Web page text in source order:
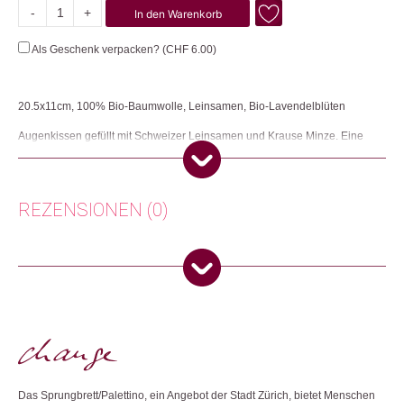
-
Hängeblümchen
+ In den Warenkorb
Als Geschenk verpacken? (CHF 6.00)
20.5x11cm, 100% Bio-Baumwolle, Leinsamen, Bio-Lavendelblüten
Augenkissen gefüllt mit Schweizer Leinsamen und Krause Minze. Eine
Kooperation zwischen Sprungbrett / Palettino und der Changemaker AG.
Artikelnummer: 108407.12
Weitere Produkte shoppen, die diesem Changemaker Kriterium
REZENSIONEN (0)
Es gibt noch keine Rezensionen.
Das Sprungbrett/Palettino, ein Angebot der Stadt Zürich, bietet Menschen